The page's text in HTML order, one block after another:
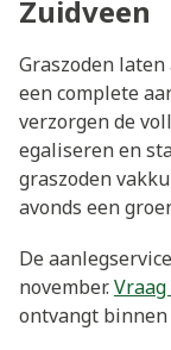
Zuidveen
Graszoden
een complete
verzorgen de
egaliseren en
graszoden
avonds een
De
november.
ontvangt